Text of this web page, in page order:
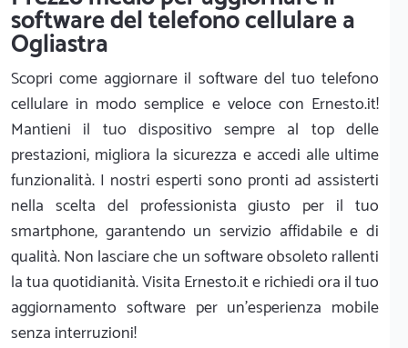
software del telefono cellulare a
Ogliastra
Scopri come aggiornare il software del tuo telefono
cellulare in modo semplice e veloce con Ernesto.it!
Mantieni il tuo dispositivo sempre al top delle
prestazioni, migliora la sicurezza e accedi alle ultime
funzionalità. I nostri esperti sono pronti ad assisterti
nella scelta del professionista giusto per il tuo
smartphone, garantendo un servizio affidabile e di
qualità. Non lasciare che un software obsoleto rallenti
la tua quotidianità. Visita Ernesto.it e richiedi ora il tuo
aggiornamento software per un'esperienza mobile
senza interruzioni!